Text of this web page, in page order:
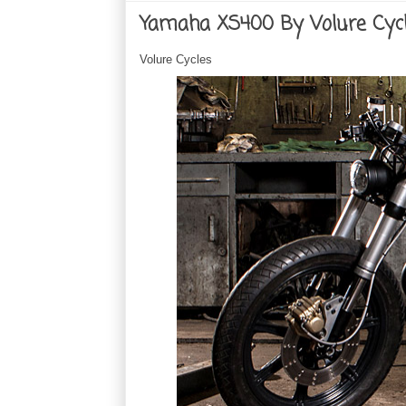
Yamaha XS400 By Volure
Volure Cycles